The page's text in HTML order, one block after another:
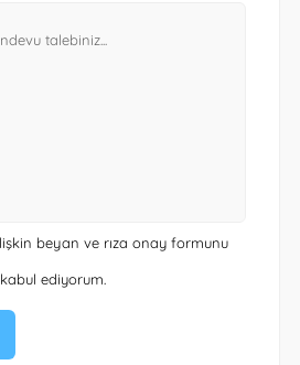
beyan ve rıza onay formunu
kabul ediyorum.